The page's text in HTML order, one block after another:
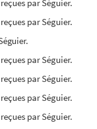
par Séguier.
par Séguier.
par Séguier.
par Séguier.
par Séguier.
par Séguier.